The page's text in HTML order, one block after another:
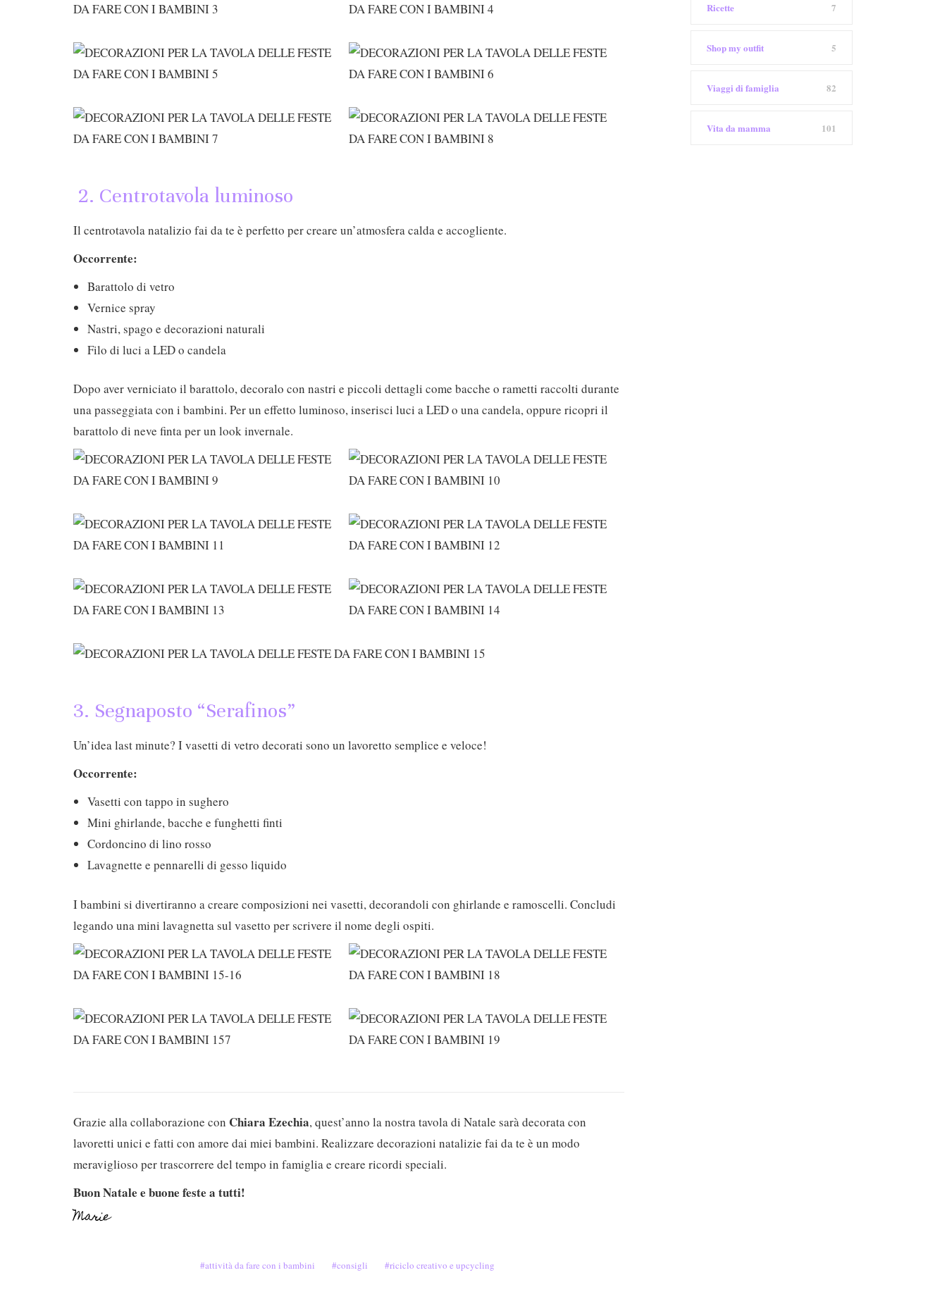
2. Centrotavola luminoso
Il centrotavola natalizio fai da te è perfetto per creare un’atmosfera calda e accogliente.
Occorrente:
Barattolo di vetro
Vernice spray
Nastri, spago e decorazioni naturali
Filo di luci a LED o candela
Dopo aver verniciato il barattolo, decoralo con nastri e piccoli dettagli come bacche o rametti raccolti durante
una passeggiata con i bambini. Per un effetto luminoso, inserisci luci a LED o una candela, oppure ricopri il
barattolo di neve finta per un look invernale.
3. Segnaposto “Serafinos”
Un’idea last minute? I vasetti di vetro decorati sono un lavoretto semplice e veloce!
Occorrente:
Vasetti con tappo in sughero
Mini ghirlande, bacche e funghetti finti
Cordoncino di lino rosso
Lavagnette e pennarelli di gesso liquido
I bambini si divertiranno a creare composizioni nei vasetti, decorandoli con ghirlande e ramoscelli. Concludi
legando una mini lavagnetta sul vasetto per scrivere il nome degli ospiti.
Grazie alla collaborazione con Chiara Ezechia, quest’anno la nostra tavola di Natale sarà decorata con
lavoretti unici e fatti con amore dai miei bambini. Realizzare decorazioni natalizie fai da te è un modo
meraviglioso per trascorrere del tempo in famiglia e creare ricordi speciali.
Buon Natale e buone feste a tutti!
Marie
attività da fare con i bambini consigli riciclo creativo e upcycling
Ricette 7
Shop my outfit 5
Viaggi di famiglia 82
Vita da mamma 101